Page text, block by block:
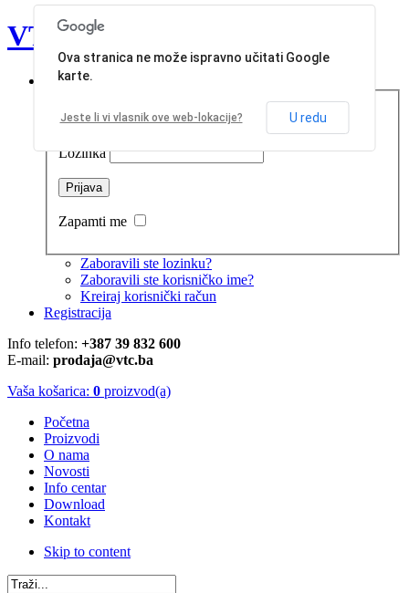
VT Commerce d.o.o.
Prijava
Korisničko ime
Lozinka
Zapamti me
Zaboravili ste lozinku?
Zaboravili ste korisničko ime?
Kreiraj korisnički račun
Registracija
Info telefon: +387 39 832 600
E-mail: prodaja@vtc.ba
Vaša košarica: 0 proizvod(a)
Početna
Proizvodi
O nama
Novosti
Info centar
Download
Kontakt
Skip to content
Ova stranica ne može ispravno učitati Google
karte.
Jeste li vi vlasnik ove web-lokacije? U redu